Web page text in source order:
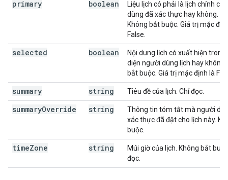
primary boolean
Liệu lịch có phải là lịch chính
dùng đã xác thực hay không.
Không bắt buộc. Giá trị mặc
False.
selected boolean
Nội dung lịch có xuất hiện trong
diện người dùng lịch hay không.
bắt buộc. Giá trị mặc định là
summary string Tiêu đề của lịch. Chỉ đọc.
summaryOverride string
Thông tin tóm tắt mà người
xác thực đã đặt cho lịch này.
buộc.
timeZone string
Múi giờ của lịch. Không bắt
đọc.